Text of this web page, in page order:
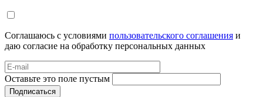
Соглашаюсь с условиями пользовательского соглашения и
даю согласие на обработку персональных данных
Оставьте это поле пустым
Подписаться